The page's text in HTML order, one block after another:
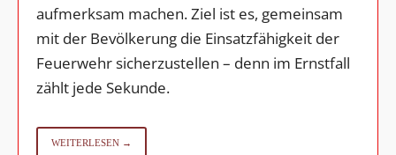
aufmerksam machen. Ziel ist es, gemeinsam
mit der Bevölkerung die Einsatzfähigkeit der
Feuerwehr sicherzustellen – denn im Ernstfall
zählt jede Sekunde.
WEITERLESEN →